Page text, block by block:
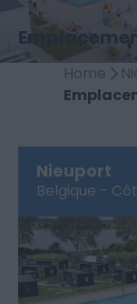
Home
Nieuport
Belgique -